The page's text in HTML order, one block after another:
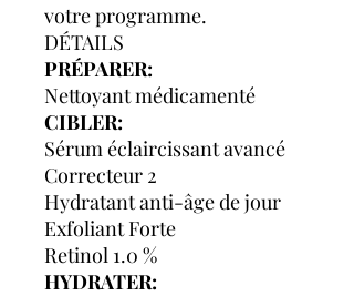
votre programme.
DÉTAILS
PRÉPARER:
Nettoyant médicamenté
CIBLER:
Sérum éclaircissant avancé
Correcteur 2
Hydratant anti-âge de jour
Exfoliant Forte
Retinol 1.0 %
HYDRATER: